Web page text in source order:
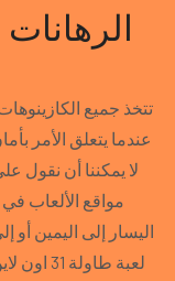
تتخذ جميع
عندما يتعلق الأمر
لا يمكننا أن نقول
مواقع الألعاب
اليسار إلى اليمين
لعبة